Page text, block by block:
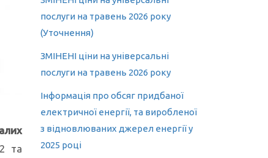
та
послуги на травень 2026 року
(Уточнення)
ЗМІНЕНІ ціни на універсальні
послуги на травень 2026 року
Інформація про обсяг придбаної
електричної енергії, та виробленої
з відновлюваних джерел енергії у
2025 році